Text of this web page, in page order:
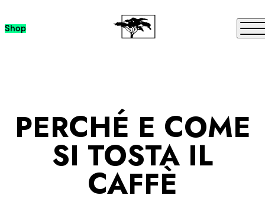
Passa al contenuto
Shop
PERCHÉ E COME
SI TOSTA IL
CAFFÈ